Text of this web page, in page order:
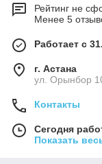
Рейтинг не
Менее 5
Работает с
г. Астана
ул. Орынбор
Контакты
Сегодня
Показать